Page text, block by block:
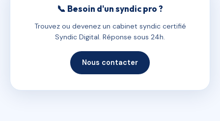
📞 Besoin d'un syndic pro ?
Trouvez ou devenez un cabinet syndic certifié
Syndic Digital. Réponse sous 24h.
Nous contacter